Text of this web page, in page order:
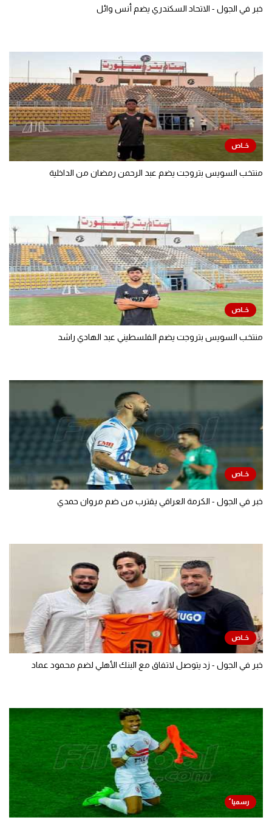
خبر في الجول - الاتحاد السكندري يضم أنس وائل
منتخب السويس بتروجت يضم عبد الرحمن رمضان من الداخلية
منتخب السويس بتروجت يضم الفلسطيني عبد الهادي راشد
خبر في الجول - الكرمة العراقي يقترب من ضم مروان حمدي
خبر في الجول - زد يتوصل لاتفاق مع البنك الأهلي لضم محمود عماد